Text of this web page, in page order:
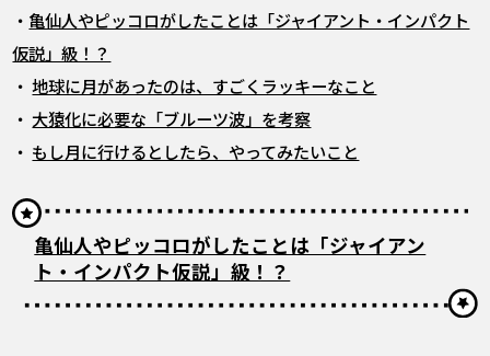
・ 亀仙人やピッコロがしたことは「ジャイアント・インパクト
仮説」級！？
・地球に月があったのは、すごくラッキーなこと
・ 大猿化に必要な「ブルーツ波」を考察
・ もし月に行けるとしたら、やってみたいこと
亀仙人やピッコロがしたことは「ジャイアン
ト・インパクト仮説」級！？